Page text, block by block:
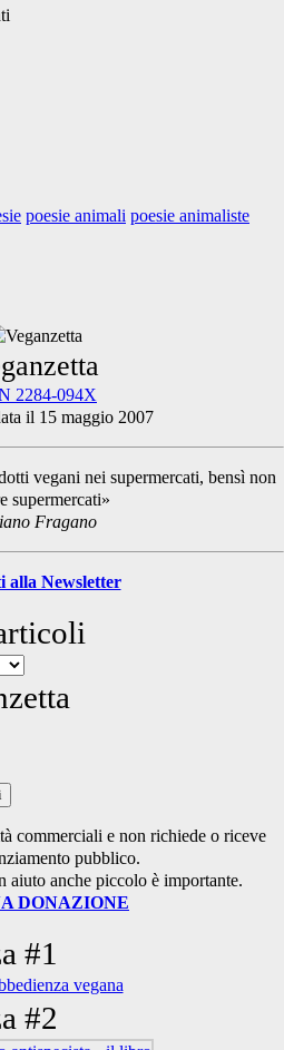
poesie animali poesie animaliste
2284-094X
il 15 maggio 2007
vegani nei supermercati, bensì non
supermercati»
Fragano
alla Newsletter
commerciali e non richiede o riceve
pubblico.
aiuto anche piccolo è importante.
DONAZIONE
#1
#2